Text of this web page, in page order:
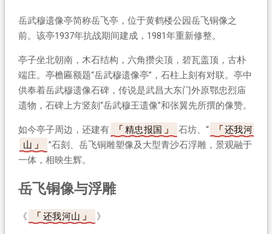
岳武穆遗像亭简称岳飞亭，位于黄鹤楼公园岳飞铜像之
前。该亭1937年抗战期间建成，1981年重新修整。
亭子坐北朝南，木石结构，六角攒尖顶，碧瓦盖顶，古朴
端庄。亭檐匾额题“岳武穆遗像亭”，石柱上刻有对联。亭中
供奉着岳武穆遗像石碑，传说是武昌大东门外原鄂忠烈庙
遗物，石碑上方竖刻“岳武穆王遗像”和张翼先所撰的像赞。
如今亭子周边，还建有 精忠报国 石坊、“
还我河
山
”石刻、岳飞铜雕塑像及大型青沙石浮雕，景观融于
一体，相映生辉。
岳飞铜像与浮雕
《 还我河山 》